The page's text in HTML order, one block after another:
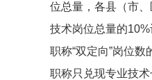
位总量，各县（市
技术岗位总量的
职称“双定向”岗位
职称只兑现专业技术